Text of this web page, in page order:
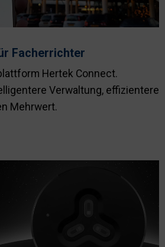
Facherrichter
Hertek Connect.
Verwaltung, effizientere
Mehrwert.